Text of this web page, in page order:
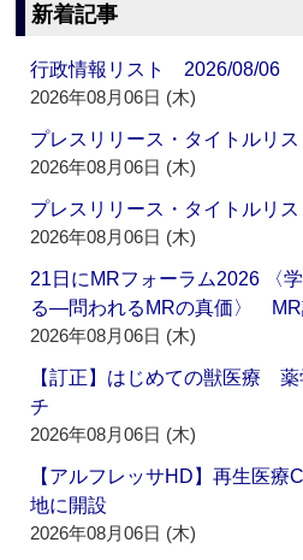
新着記事
行政情報リスト 2026/08/06
2026年08月06日 (木)
プレスリリース・タイトルリ
2026年08月06日 (木)
プレスリリース・タイトルリ
2026年08月06日 (木)
21日にMRフォーラム2026 〈
る―問われるMRの真価〉 MR
2026年08月06日 (木)
【訂正】はじめての獣医療
チ
2026年08月06日 (木)
【アルフレッサHD】再生医療
地に開設
2026年08月06日 (木)